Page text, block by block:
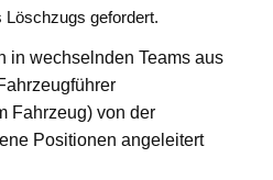
Löschzugs gefordert.
in wechselnden Teams aus
Fahrzeug) von der
Positionen angeleitert